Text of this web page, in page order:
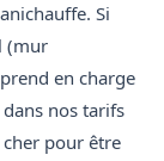
Si
(mur
en charge
nos tarifs
pour être